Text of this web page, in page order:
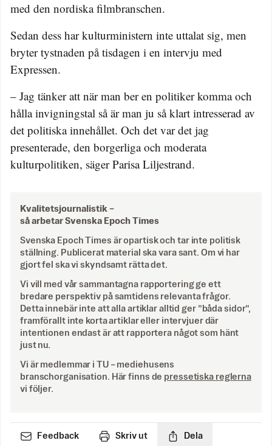
med den nordiska filmbranschen.
Sedan dess har kulturministern inte uttalat sig, men
bryter tystnaden på tisdagen i en intervju med
Expressen.
– Jag tänker att när man ber en politiker komma och
hålla invigningstal så är man ju så klart intresserad av
det politiska innehållet. Och det var det jag
presenterade, den borgerliga och moderata
kulturpolitiken, säger Parisa Liljestrand.
Kvalitetsjournalistik –
så arbetar Svenska Epoch Times
Svenska Epoch Times är opartisk och tar inte politisk
ställning. Publicerat material ska vara sant. Om vi har
gjort fel ska vi skyndsamt rätta det.
Vi vill med vår sammantagna rapportering ge ett
bredare perspektiv på samtidens relevanta frågor.
Detta innebär inte att alla artiklar alltid ger ”båda sidor”,
framförallt inte korta artiklar eller intervjuer där
intentionen endast är att rapportera något som hänt
just nu.
Vi är medlemmar i TU – mediehusens
branschorganisation. Här finns de pressetiska reglerna
vi följer.
Feedback Skriv ut Dela